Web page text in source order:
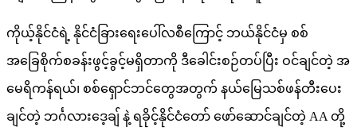
ကိုယ့်နိုင်ငံရဲ့ နိုင်ငံခြားရေးပေါ်လစီကြောင့် ဘယ်နိုင်ငံမှ စစ်
အခြေစိုက်စခန်းဖွင့်ခွင့်မရှိတာကို ဒီခေါင်းစဉ်တပ်ပြီး ဝင်ချင်တဲ့ အ
မေရိကန်ရယ်၊ စစ်ရှောင်ဘင်တွေအတွက် နယ်မြေသစ်ဖန်တီးပေး
ချင်တဲ့ ဘင်္ဂလားဒေ့ချ် နဲ့ ရခိုင့်နိုင်ငံတော် ဖော်ဆောင်ချင်တဲ့ AA တို့